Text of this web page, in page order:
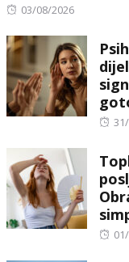
Posted
03/08/2026